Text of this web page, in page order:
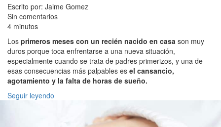
Escrito por: Jaime Gomez
Sin comentarios
4 minutos
Los primeros meses con un recién nacido en casa son muy
duros porque toca enfrentarse a una nueva situación,
especialmente cuando se trata de padres primerizos, y una de
esas consecuencias más palpables es el cansancio,
agotamiento y la falta de horas de sueño.
Seguir leyendo